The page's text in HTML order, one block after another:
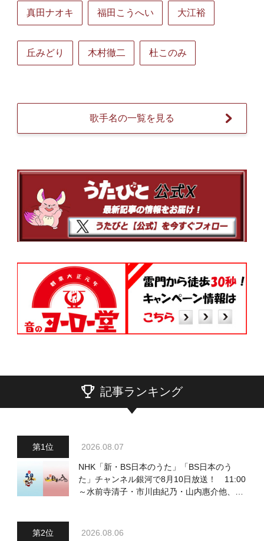
真田ナオキ 福田こうへい 大江裕
丘みどり 木村徹二 杜このみ
歌手名の一覧を見る
記事ランキング
2026.08.07
NHK「新・BS日本のうた」「BS日本のう
た」チャンネル銀河で8月10日放送！ 11:00
～水前寺清子・市川由紀乃・山内惠介他、
2026.08.06